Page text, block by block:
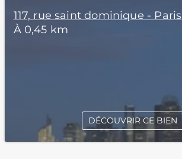
117, rue saint dominique - Paris
À 0,45 km
DÉCOUVRIR CE BIEN